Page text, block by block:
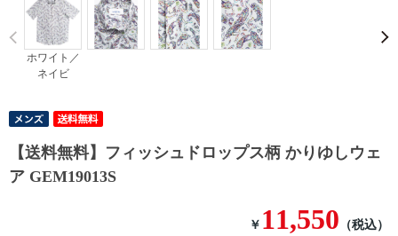
ホワイト／
ネイビ
【送料無料】フィッシュドロップス柄 かりゆしウェ
ア GEM19013S
￥ 11,550 （税込）